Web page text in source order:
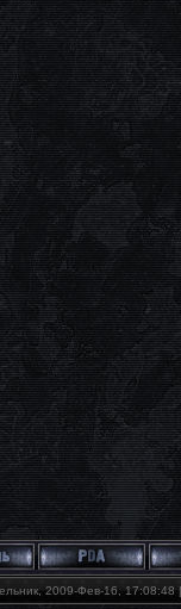
2009-Фев-16,